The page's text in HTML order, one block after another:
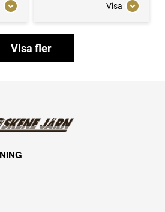
Visa
Visa fler